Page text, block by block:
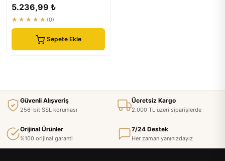
5.236,99 ₺
★★★★★ (0)
Sepete Ekle
Güvenli Alışveriş
256-bit SSL koruması
Ücretsiz Kargo
2.000 TL üzeri siparişlerde
Orijinal Ürünler
%100 orijinal garanti
7/24 Destek
Her zaman yanınızdayız